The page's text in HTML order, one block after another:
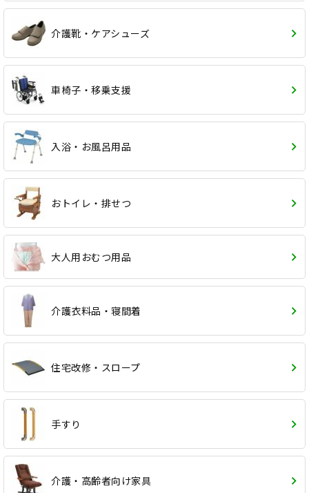
介護靴・ケアシューズ
車椅子・移乗支援
入浴・お風呂用品
おトイレ・排せつ
大人用おむつ用品
介護衣料品・寝間着
住宅改修・スロープ
手すり
介護・高齢者向け家具